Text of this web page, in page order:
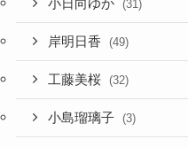
小日向ゆか (31)
岸明日香 (49)
工藤美桜 (32)
小島瑠璃子 (3)